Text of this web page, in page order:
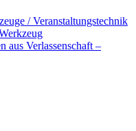
/ Veranstaltungstechnik
aus Verlassenschaft –